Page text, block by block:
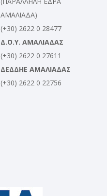
ΑΜΑΛΙΑΔΑ)
(+30) 2622 0 28477
Δ.Ο.Υ. ΑΜΑΛΙΑΔΑΣ
(+30) 2622 0 27611
ΔΕΔΔΗΕ ΑΜΑΛΙΑΔΑΣ
(+30) 2622 0 22756